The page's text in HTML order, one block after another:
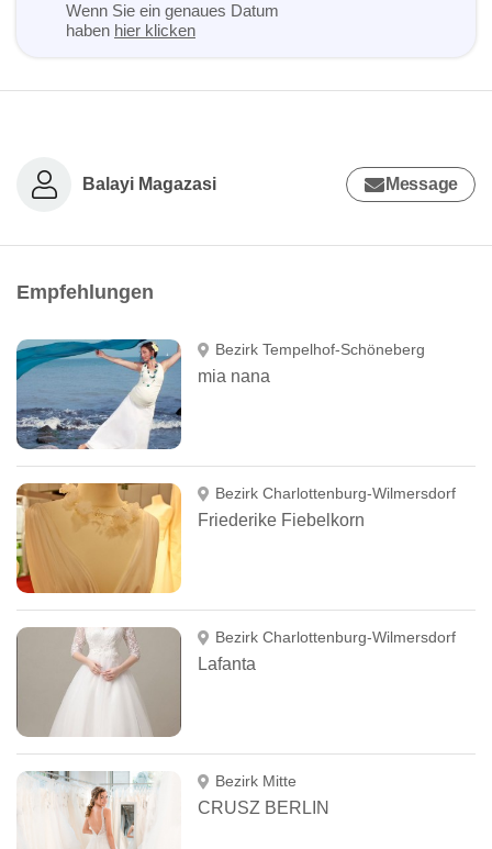
Wenn Sie ein genaues Datum
haben hier klicken
Balayi Magazasi Message
Empfehlungen
Bezirk Tempelhof-Schöneberg
mia nana
Bezirk Charlottenburg-Wilmersdorf
Friederike Fiebelkorn
Bezirk Charlottenburg-Wilmersdorf
Lafanta
Bezirk Mitte
CRUSZ BERLIN